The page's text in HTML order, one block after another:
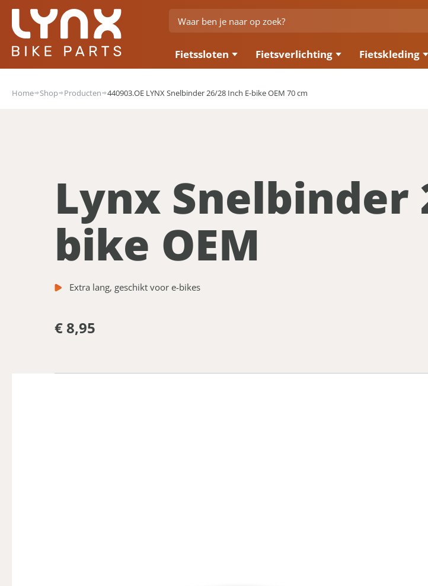
Fietssloten Fietsverlichting Fietskleding
Home Shop Producten 440903.OE LYNX Snelbinder 26/28 Inch E-bike OEM 70 cm
Lynx Snelbinder
bike OEM
Extra lang, geschikt voor e-bikes
€ 8,95